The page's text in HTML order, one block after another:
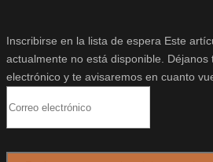
Inscribirse en la lista de espera Este
actualmente no está disponible.
electrónico y te avisaremos en cuanto